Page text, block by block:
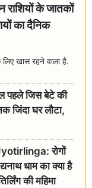
के जातकों
का दैनिक
खास रहने वाला है.
पहले जिस बेटे की
जिंदा घर लौटा,
रोगों
धाम का क्या है
की महिमा